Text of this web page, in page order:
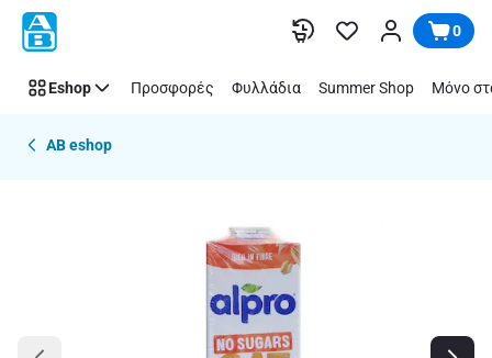
Παράλειψη 0
Eshop Προσφορές Φυλλάδια Summer Shop Μόνο
AB eshop